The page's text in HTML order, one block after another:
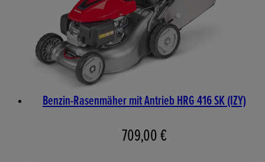
Benzin-Rasenmäher mit Antrieb HRG 416 SK (IZY)
709,00 €